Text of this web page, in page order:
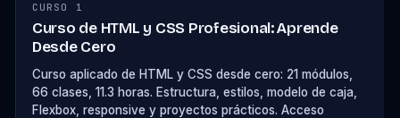
CURSO 1
Curso de HTML y CSS Profesional: Aprende
Desde Cero
Curso aplicado de HTML y CSS desde cero: 21 módulos,
66 clases, 11.3 horas. Estructura, estilos, modelo de caja,
Flexbox, responsive y proyectos prácticos. Acceso